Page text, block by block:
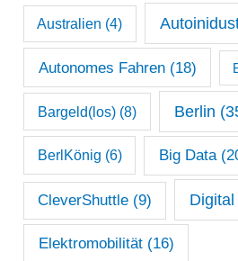
h
Australien (4)
Autonomes Fahren(18)
Bargeld(los)(8) Berlin
BerlKönig (6) Big Data
CleverShuttle (9)
Elektromobilität(16)